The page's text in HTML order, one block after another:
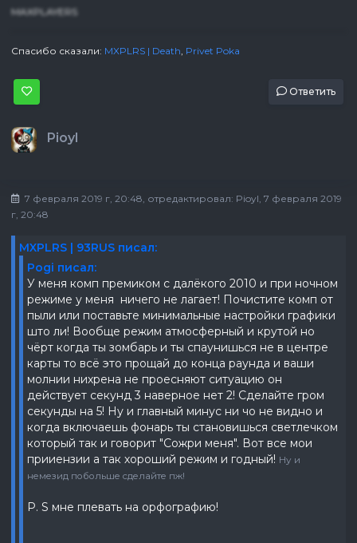
MAXPLAYERS
Спасибо сказали: MXPLRS | Death, Privet Poka
Ответить
Pioyl
7 февраля 2019 г, 20:48, отредактировал: Pioyl, 7 февраля 2019
г, 20:48
MXPLRS | 93RUS писал:
Pogi писал:
У меня комп премиком с далёкого 2010 и при ночном
режиме у меня ничего не лагает! Почистите комп от
пыли или поставьте минимальные настройки графики
што ли! Вообще режим атмосферный и крутой но
чёрт когда ты зомбарь и ты спаунишься не в центре
карты то всё это прощай до конца раунда и ваши
молнии нихрена не проесняют ситуацию он
действует секунд 3 наверное нет 2! Сделайте гром
секунды на 5! Ну и главный минус ни чо не видно и
когда включаешь фонарь ты становишься светлечком
который так и говорит "Сожри меня". Вот все мои
прииензии а так хороший режим и годный! Ну и
немезид побольше сделайте пж!
P. S мне плевать на орфографию!